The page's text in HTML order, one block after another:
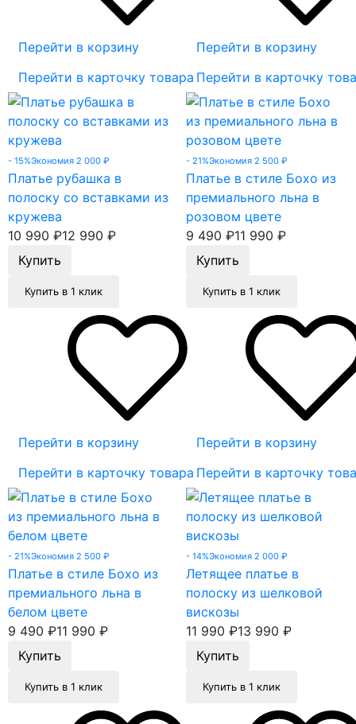
Перейти в корзину
Перейти в карточку товара
Перейти в корзину
Перейти в карточку
- 15%Экономия 2 000 ₽
Платье рубашка в
полоску со вставками из
кружева
10 990 ₽12 990 ₽
Купить в 1 клик
Перейти в корзину
Перейти в карточку товара
- 21%Экономия 2 500 ₽
Платье в стиле Бохо из
премиального льна в
розовом цвете
9 490 ₽11 990 ₽
Купить в 1 клик
Перейти в корзину
Перейти в карточку
- 21%Экономия 2 500 ₽
Платье в стиле Бохо из
премиального льна в
белом цвете
9 490 ₽11 990 ₽
Купить в 1 клик
- 14%Экономия 2 000 ₽
Летящее платье в
полоску из шелковой
вискозы
11 990 ₽13 990 ₽
Купить в 1 клик